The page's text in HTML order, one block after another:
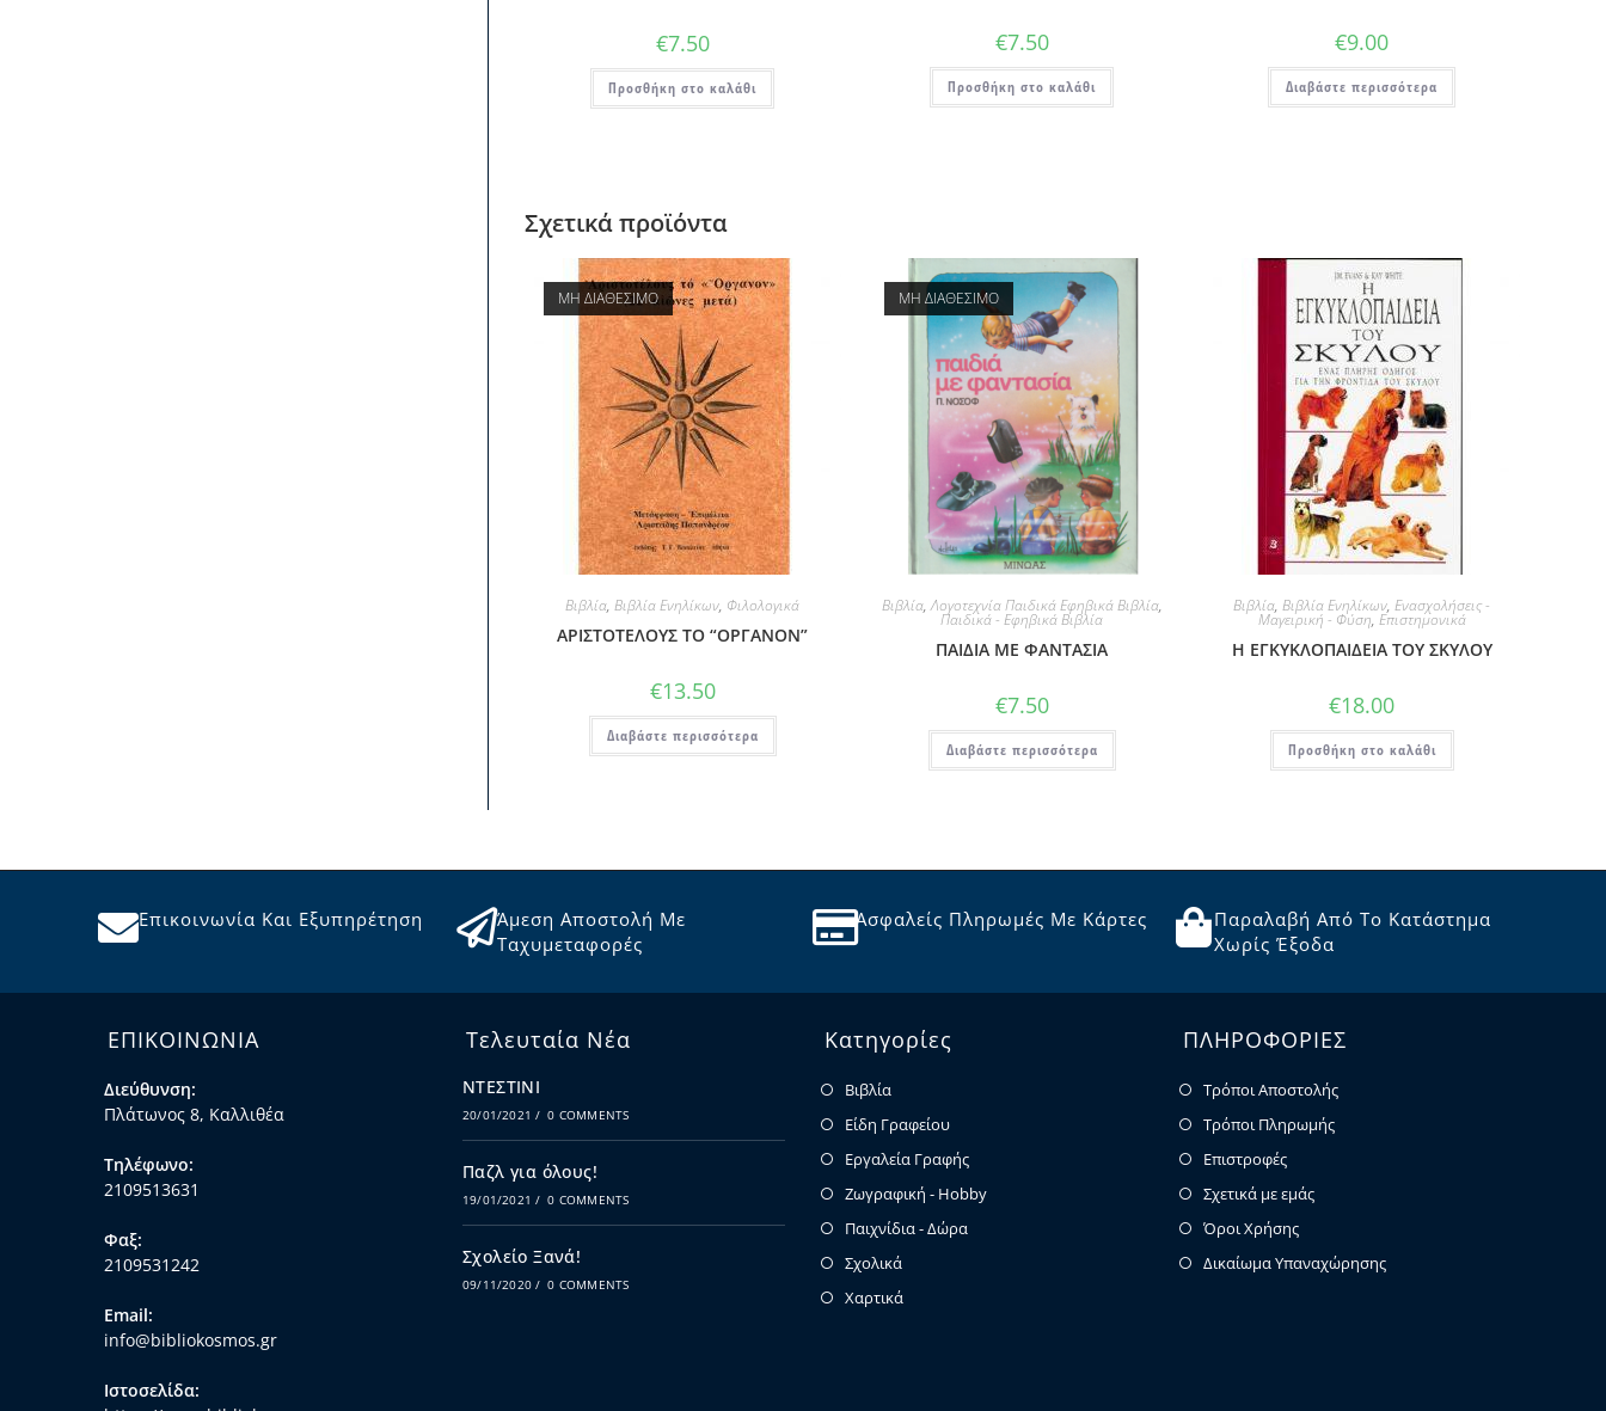
€7.50
Προσθήκη στο καλάθι
€7.50
Προσθήκη στο καλάθι
€9.00
Διαβάστε περισσότερα
Σχετικά προϊόντα
ΜΗ ΔΙΑΘΕΣΙΜΟ
Βιβλία,Βιβλία Ενηλίκων, Φιλολογικά
ΑΡΙΣΤΟΤΕΛΟΥΣ ΤΟ “ΟΡΓΑΝΟΝ”
€13.50
Διαβάστε περισσότερα
ΜΗ ΔΙΑΘΕΣΙΜΟ
Βιβλία,Λογοτεχνία Παιδικά Εφηβικά Βιβλία,
Παιδικά - Εφηβικά Βιβλία
ΠΑΙΔΙΑ ΜΕ ΦΑΝΤΑΣΙΑ
€7.50
Διαβάστε περισσότερα
Βιβλία,Βιβλία Ενηλίκων,Ενασχολήσεις -
Μαγειρική - Φύση, Επιστημονικά
Η ΕΓΚΥΚΛΟΠΑΙΔΕΙΑ ΤΟΥ ΣΚΥΛΟΥ
€18.00
Προσθήκη στο καλάθι
Επικοινωνία Και Εξυπηρέτηση
Άμεση Αποστολή Με
Ταχυμεταφορές
Ασφαλείς Πληρωμές Με Κάρτες
Παραλαβή Από Το Κατάστημα
Χωρίς Έξοδα
ΕΠΙΚΟΙΝΩΝΙΑ
Διεύθυνση:
Πλάτωνος 8, Καλλιθέα
Τηλέφωνο:
2109513631
Φαξ:
2109531242
Email:
info@bibliokosmos.gr
Ιστοσελίδα:
Τελευταία Νέα
ΝΤΕΣΤΙΝΙ
20/01/2021 / 0 COMMENTS
Παζλ για όλους!
19/01/2021 / 0 COMMENTS
Σχολείο Ξανά!
09/11/2020 / 0 COMMENTS
Κατηγορίες
Βιβλία
Είδη Γραφείου
Εργαλεία Γραφής
Ζωγραφική - Hobby
Παιχνίδια - Δώρα
Σχολικά
Χαρτικά
ΠΛΗΡΟΦΟΡΙΕΣ
Τρόποι Αποστολής
Τρόποι Πληρωμής
Επιστροφές
Σχετικά με εμάς
Όροι Χρήσης
Δικαίωμα Υπαναχώρησης